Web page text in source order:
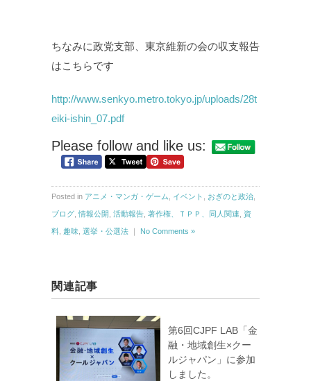
ちなみに政党支部、東京維新の会の収支報告
はこちらです
http://www.senkyo.metro.tokyo.jp/uploads/28t
eiki-ishin_07.pdf
Please follow and like us:
Posted in アニメ・マンガ・ゲーム イベント おぎのと政治
ブログ ,情報公開 活動報告 著作権、ＴＰＰ、同人関連 資
料 趣味 選挙・公選法 No Comments »
関連記事
第6回CJPF LAB「金
融・地域創生×クー
ルジャパン」に参加
しました。